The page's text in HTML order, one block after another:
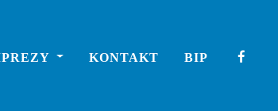
KONTAKT BIP